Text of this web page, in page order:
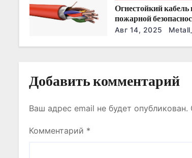
а
с
я
м
Огнестойкий кабель
пожарной
нужно знать
Авг 14, 2025
Добавить комментарий
Ваш адрес email не будет опубликован.
Комментарий *